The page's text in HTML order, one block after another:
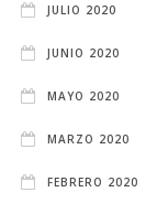
JULIO 2020
JUNIO 2020
MAYO 2020
MARZO 2020
FEBRERO 2020